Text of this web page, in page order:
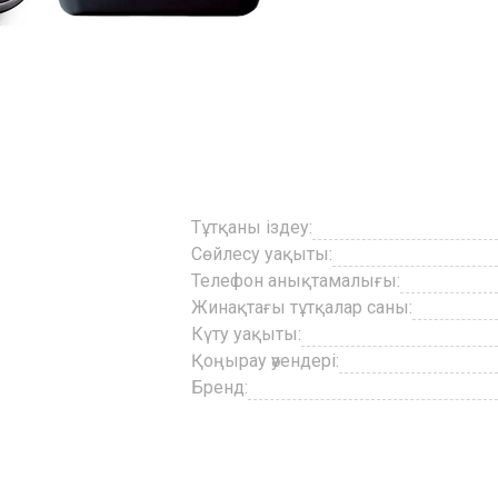
Тұтқаны іздеу:
Сөйлесу уақыты:
Телефон анықтамалығы:
Жинақтағы тұтқалар саны:
Күту уақыты:
Қоңырау әуендері:
Бренд: